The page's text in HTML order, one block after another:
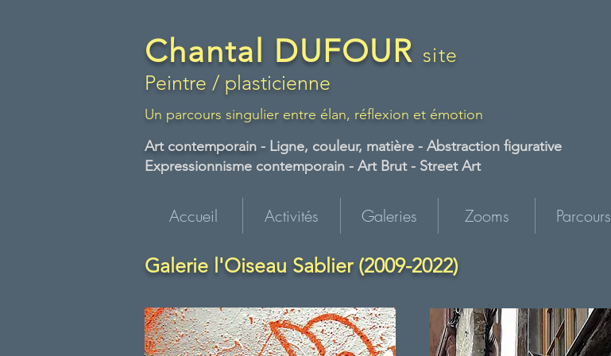
Chantal DUFOUR site
Peintre / plasticienne
Un parcours singulier entre élan, réflexion et émotion
Art contemporain - Ligne, couleur, matière - Abstraction figurative
Expressionnisme contemporain - Art Brut - Street Art
Accueil Activités Galeries Zooms Parcours
Galerie l'Oiseau Sablier (2009-2022)